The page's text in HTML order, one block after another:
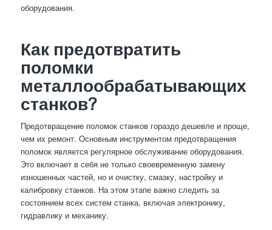
оборудования.
Как предотвратить
поломки
металлообрабатывающих
станков?
Предотвращение поломок станков гораздо дешевле и проще,
чем их ремонт. Основным инструментом предотвращения
поломок является регулярное обслуживание оборудования.
Это включает в себя не только своевременную замену
изношенных частей, но и очистку, смазку, настройку и
калибровку станков. На этом этапе важно следить за
состоянием всех систем станка, включая электронику,
гидравлику и механику.